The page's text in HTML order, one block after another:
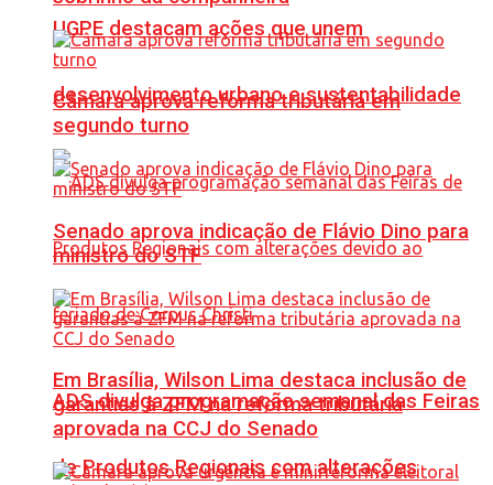
UGPE destacam ações que unem
desenvolvimento urbano e sustentabilidade
ADS divulga programação semanal das Feiras
de Produtos Regionais com alterações
Câmara aprova reforma tributária em
segundo turno
Senado aprova indicação de Flávio Dino para
ministro do STF
Em Brasília, Wilson Lima destaca inclusão de
garantias à ZFM na reforma tributária
aprovada na CCJ do Senado